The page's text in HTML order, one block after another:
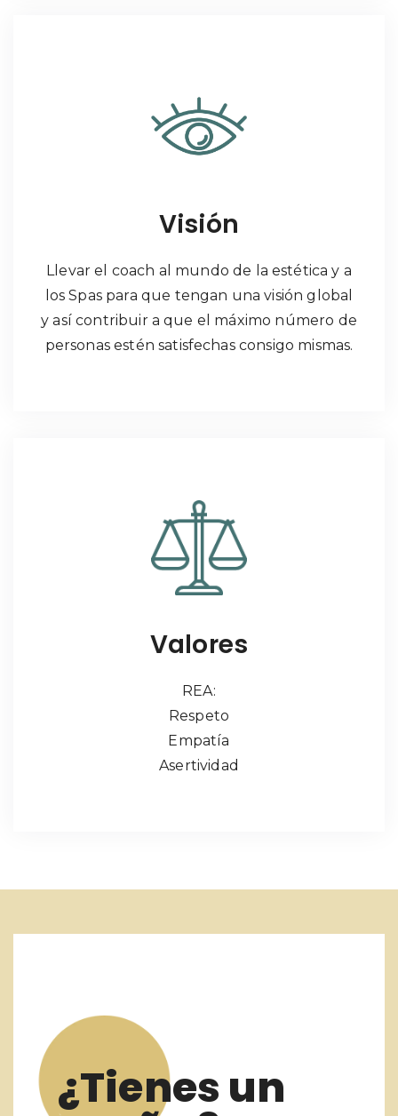
Visión
Llevar el coach al mundo de la estética y a
los Spas para que tengan una visión global
y así contribuir a que el máximo número de
personas estén satisfechas consigo mismas.
Valores
REA:
Respeto
Empatía
Asertividad
¿Tienes un